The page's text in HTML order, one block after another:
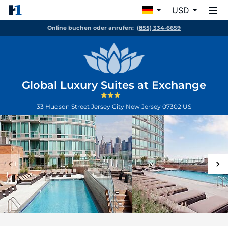
USD
Online buchen oder anrufen: (855) 334-6659
Global Luxury Suites at Exchange
33 Hudson Street Jersey City New Jersey 07302 US